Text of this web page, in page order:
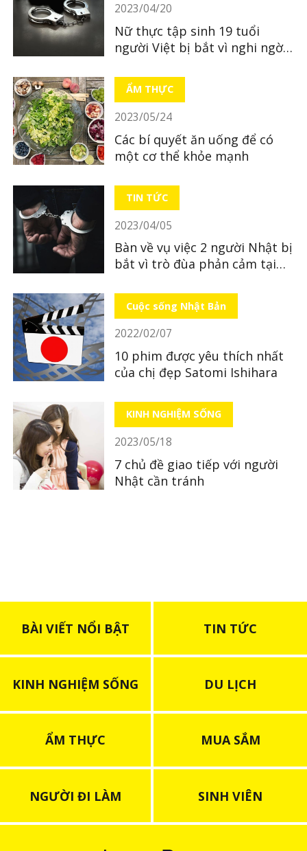
2023/04/20
Nữ thực tập sinh 19 tuổi
người Việt bị bắt vì nghi ngờ
ẨM THỰC
2023/05/24
Các bí quyết ăn uống để có
một cơ thể khỏe mạnh
TIN TỨC
2023/04/05
Bàn về vụ việc 2 người Nhật bị
bắt vì trò đùa phản cảm tại
Cuộc sống Nhật Bản
2022/02/07
10 phim được yêu thích nhất
của chị đẹp Satomi Ishihara
KINH NGHIỆM SỐNG
2023/05/18
7 chủ đề giao tiếp với người
Nhật cần tránh
BÀI VIẾT NỔI BẬT TIN TỨC
KINH NGHIỆM SỐNG DU LỊCH
ẨM THỰC MUA SẮM
NGƯỜI ĐI LÀM SINH VIÊN